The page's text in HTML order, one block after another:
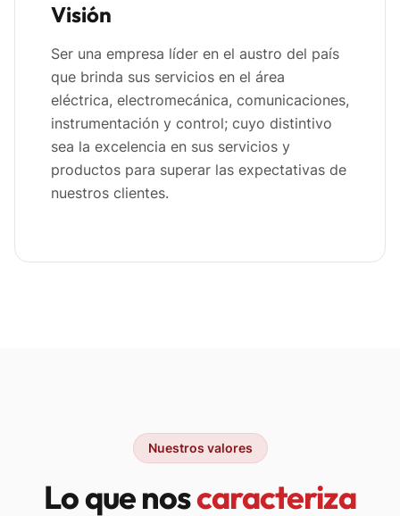
Visión
Ser una empresa líder en el austro del país
que brinda sus servicios en el área
eléctrica, electromecánica, comunicaciones,
instrumentación y control; cuyo distintivo
sea la excelencia en sus servicios y
productos para superar las expectativas de
nuestros clientes.
Nuestros valores
Lo que noscaracteriza